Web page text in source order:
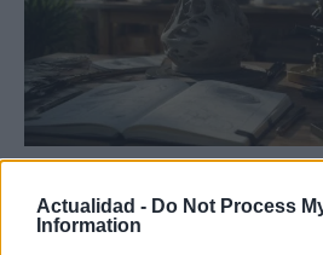
Actualidad - Do Not Process
Information
competencias en